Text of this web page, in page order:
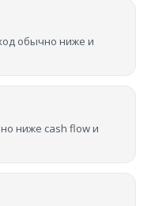
обычно ниже и
ниже cash flow и